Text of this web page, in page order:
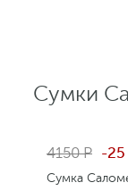
Сумки
4150 Р -25
Сумка